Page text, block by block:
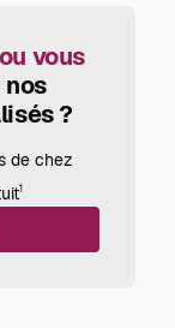
vous
nos
?
de chez
1